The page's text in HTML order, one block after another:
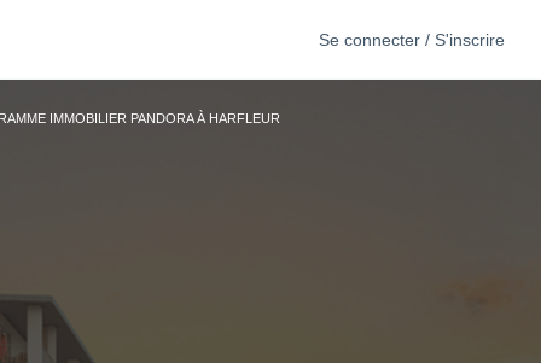
Se connecter / S'inscrire
IMMOBILIER PANDORA À HARFLEUR